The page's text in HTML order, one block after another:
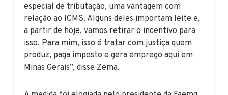
especial de tributação, uma vantagem com
relação ao ICMS. Alguns deles importam leite e,
a partir de hoje, vamos retirar o incentivo para
isso. Para mim, isso é tratar com justiça quem
produz, paga imposto e gera emprego aqui em
Minas Gerais”, disse Zema.